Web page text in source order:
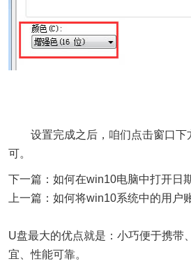
设置完成之后，咱们点击窗口下
可。
下一篇：如何在win10电脑中打开日
上一篇：如何将win10系统中的用户
U盘最大的优点就是：小巧便于携带
宜、性能可靠。